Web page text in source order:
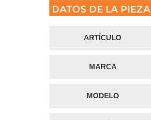
DATOS DE LA PIEZA
ARTÍCULO
MARCA
MODELO